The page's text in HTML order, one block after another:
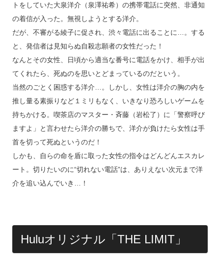
トをしていた大泉洋介（泉澤祐希）の携帯電話に突然、非通知
の着信が入った。無視しようとする洋介。
だが、不審がる綾子に促され、渋々電話に出ることに…。する
と、発信者は見知らぬ自殺志願者の女性だった！
なんとその女性、日頃から適当な番号に電話をかけ、相手が出
てくれたら、死ぬのを思いとどまっているのだという。
当然のごとく困惑する洋介…。しかし、女性は洋介の胸の内を
推し量る素振りなど１ミリもなく、いきなり恐ろしいゲームを
持ちかける。喫茶店のマスター・斉藤（岩松了）に「警察呼び
ますよ」と言わせたら洋介の勝ちで、洋介が負けたら女性は手
首を切って死ぬというのだ！
しかも、自らの命を盾に取った女性の指令はどんどんエスカレ
ート。切りたいのに“切れない電話”は、ありえない次元まで洋
介を追い込んでいき…！
Huluオリジナル「THE LIMIT」